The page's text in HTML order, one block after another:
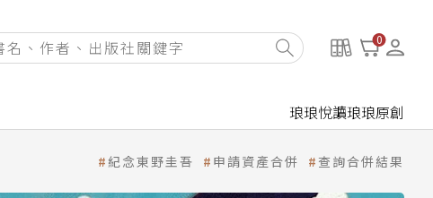
0
琅琅悅讀琅琅原創
紀念東野圭吾 申請資產合併 查詢合併結果